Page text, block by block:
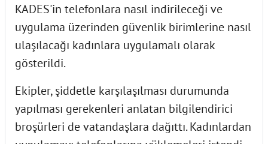
KADES'in telefonlara nasıl indirileceği ve
uygulama üzerinden güvenlik birimlerine nasıl
ulaşılacağı kadınlara uygulamalı olarak
gösterildi.
Ekipler, şiddetle karşılaşılması durumunda
yapılması gerekenleri anlatan bilgilendirici
broşürleri de vatandaşlara dağıttı. Kadınlardan